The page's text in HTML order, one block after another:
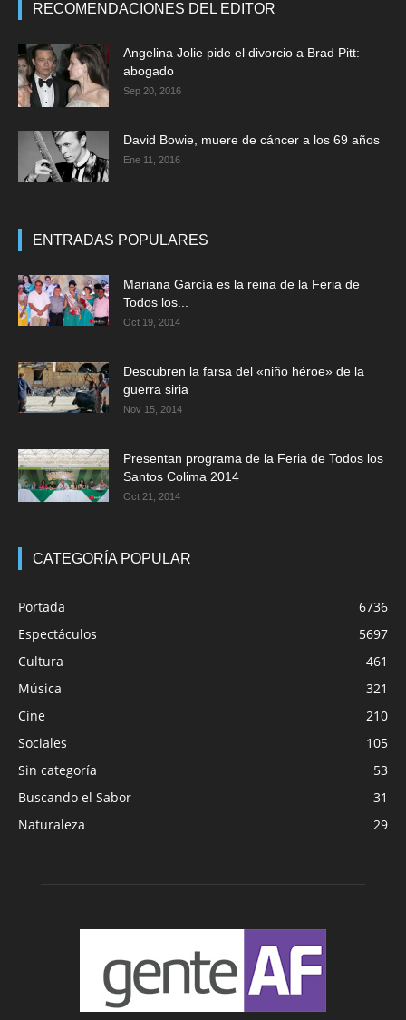
RECOMENDACIONES DEL EDITOR
Angelina Jolie pide el divorcio a Brad Pitt:
abogado
Sep 20, 2016
David Bowie, muere de cáncer a los 69 años
Ene 11, 2016
ENTRADAS POPULARES
Mariana García es la reina de la Feria de
Todos los...
Oct 19, 2014
Descubren la farsa del «niño héroe» de la
guerra siria
Nov 15, 2014
Presentan programa de la Feria de Todos los
Santos Colima 2014
Oct 21, 2014
CATEGORÍA POPULAR
Portada
6736
Espectáculos
5697
Cultura
461
Música
321
Cine
210
Sociales
105
Sin categoría
53
Buscando el Sabor
31
Naturaleza
29